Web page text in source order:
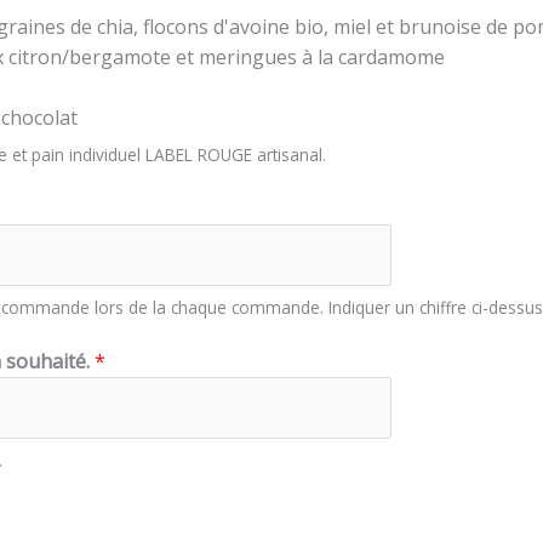
de chia, flocons d'avoine bio, miel et brunoise de
citron/bergamote et meringues à la cardamome
pain individuel LABEL ROUGE artisanal.
lors de la chaque commande. Indiquer un chiffre ci-
*